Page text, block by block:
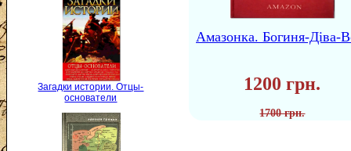
Загадки истории. Отцы-
основатели
Амазонка. Богиня-Діва-
1200 грн.
1700 грн.